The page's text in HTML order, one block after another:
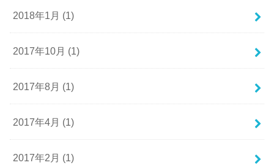
2018年1月 (1)
2017年10月 (1)
2017年8月 (1)
2017年4月 (1)
2017年2月 (1)